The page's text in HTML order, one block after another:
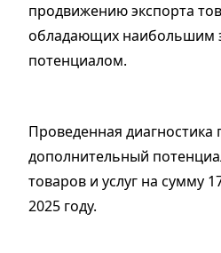
продвижению экспорта
обладающих наибольшим
потенциалом.
Проведенная диагностика
дополнительный
товаров и услуг на сумму
2025 году.